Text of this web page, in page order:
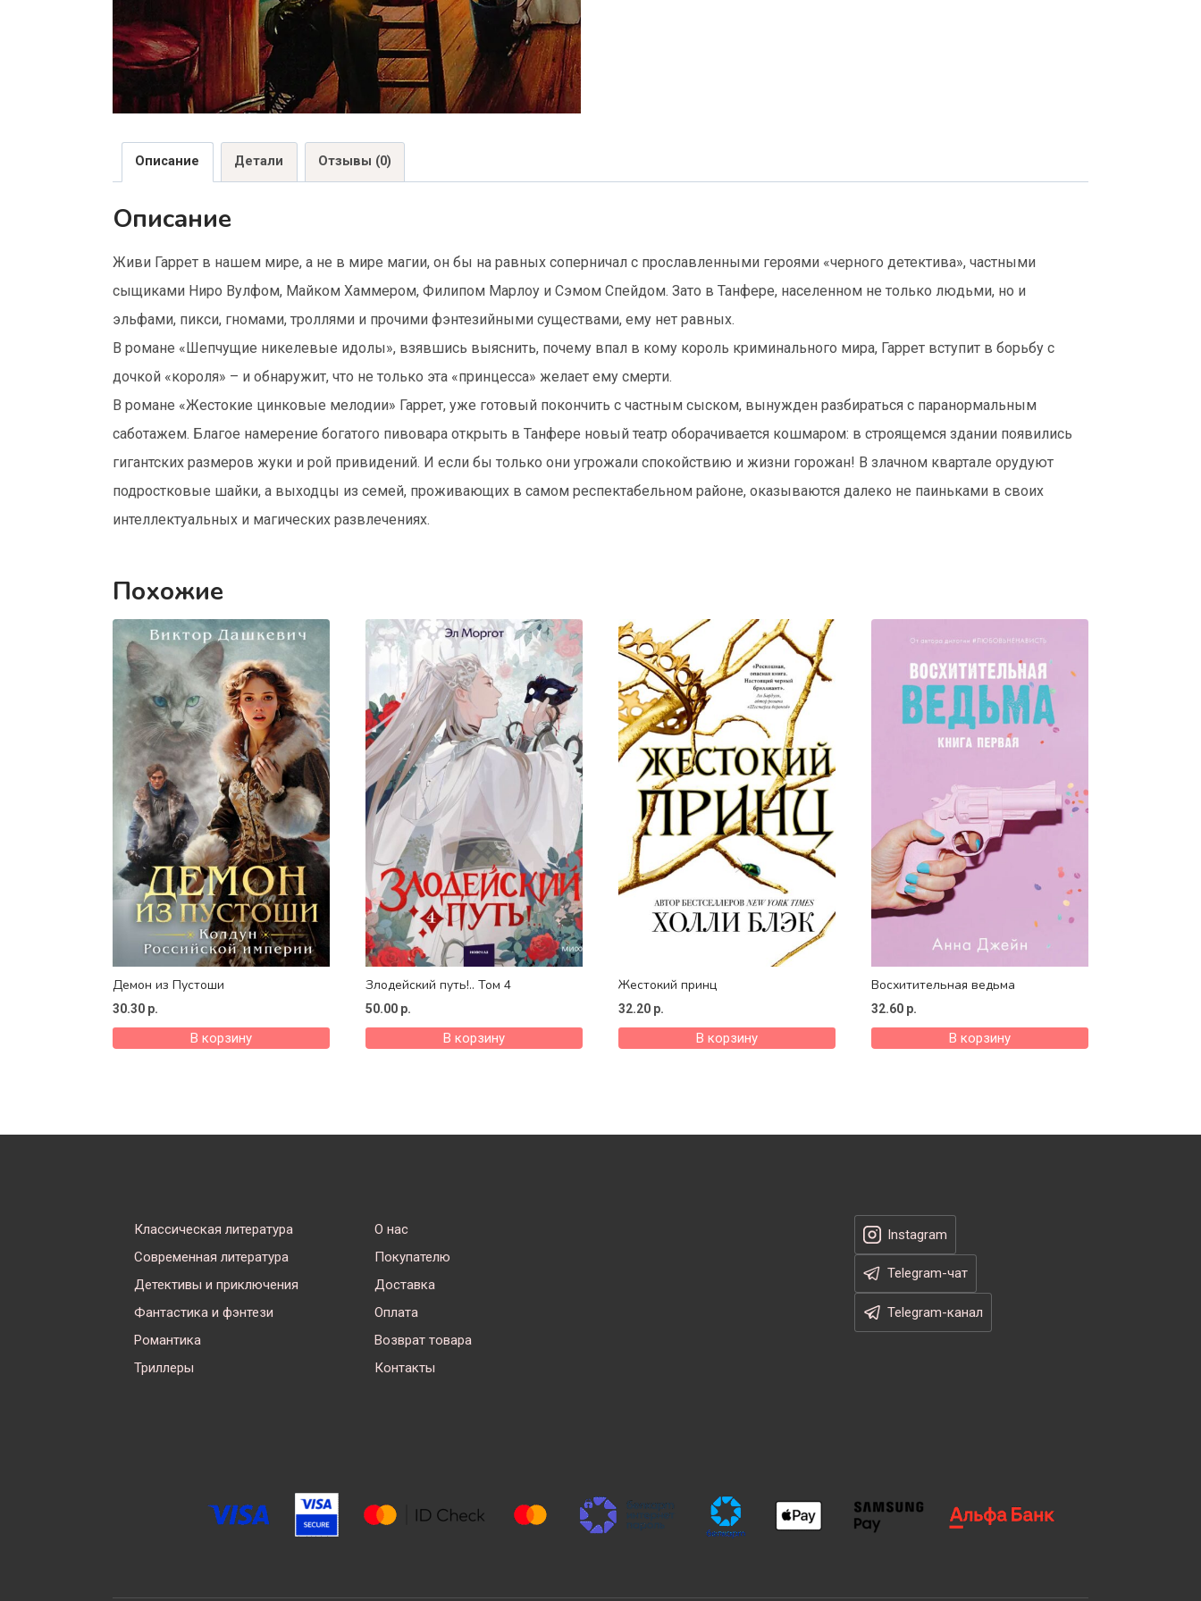
Описание Детали Отзывы (0)
Описание
Живи Гаррет в нашем мире, а не в мире магии, он бы на равных соперничал с прославленными героями «черного детектива», частными
сыщиками Ниро Вулфом, Майком Хаммером, Филипом Марлоу и Сэмом Спейдом. Зато в Танфере, населенном не только людьми, но и
эльфами, пикси, гномами, троллями и прочими фэнтезийными существами, ему нет равных.
В романе «Шепчущие никелевые идолы», взявшись выяснить, почему впал в кому король криминального мира, Гаррет вступит в борьбу с
дочкой «короля» – и обнаружит, что не только эта «принцесса» желает ему смерти.
В романе «Жестокие цинковые мелодии» Гаррет, уже готовый покончить с частным сыском, вынужден разбираться с паранормальным
саботажем. Благое намерение богатого пивовара открыть в Танфере новый театр оборачивается кошмаром: в строящемся здании появились
гигантских размеров жуки и рой привидений. И если бы только они угрожали спокойствию и жизни горожан! В злачном квартале орудуют
подростковые шайки, а выходцы из семей, проживающих в самом респектабельном районе, оказываются далеко не паиньками в своих
интеллектуальных и магических развлечениях.
Похожие
Демон из Пустоши
30.30 р.
В корзину
Злодейский путь!.. Том 4
50.00 р.
В корзину
Жестокий принц
32.20 р.
В корзину
Восхитительная ведьма
32.60 р.
В корзину
Классическая литература
Современная литература
Детективы и приключения
Фантастика и фэнтези
Романтика
Триллеры
О нас
Покупателю
Доставка
Оплата
Возврат товара
Контакты
Instagram
Telegram-чат
Telegram-канал